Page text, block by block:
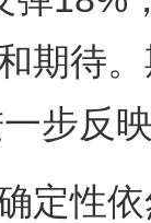
期待
步反
定性